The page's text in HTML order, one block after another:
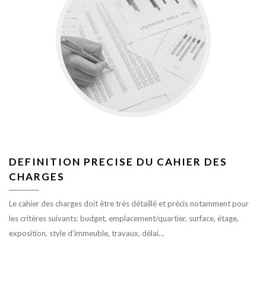
DEFINITION PRECISE DU CAHIER DES
CHARGES
Le cahier des charges doit être très détaillé et précis notamment pour
les critères suivants: budget, emplacement/quartier, surface, étage,
exposition, style d’immeuble, travaux, délai…